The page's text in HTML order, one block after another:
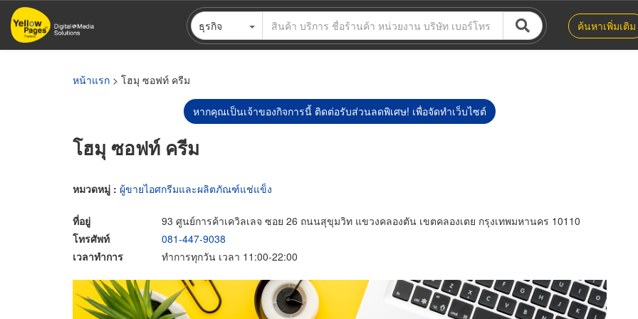
ข้าม
ไป
ธุรกิจ ค้นหาเพิ่มเติม
หน้าแรก > โฮมุ ซอฟท์ ครีม
หากคุณเป็นเจ้าของกิจการนี้ ติดต่อรับส่วนลดพิเศษ! เพื่อจัดทำเว็บไซต์
โฮมุ ซอฟท์ ครีม
หมวดหมู่ : ผู้ขายไอศกรีมและผลิตภัณฑ์แช่แข็ง
ที่อยู่
93 ศูนย์การค้าเควิลเลจ ซอย 26 ถนนสุขุมวิท แขวงคลองตัน เขตคลองเตย กรุงเทพมหานคร 10110
โทรศัพท์
081-447-9038
เวลาทำการ
ทำการทุกวัน เวลา 11:00-22:00